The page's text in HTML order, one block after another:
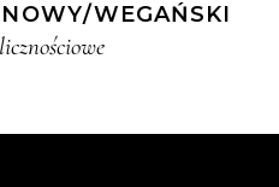
WEGAŃSKI